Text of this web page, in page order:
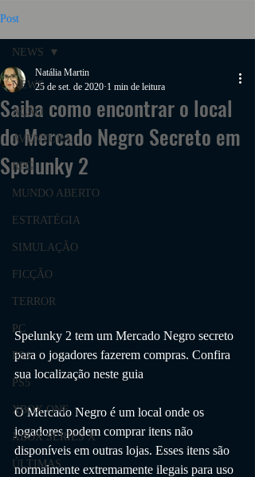
Post
NEWS
AÇÃO
AVENTURA
RPG
MUNDO ABERTO
ESTRATÉGIA
SIMULAÇÃO
FICÇÃO
TERROR
PC
PS4
PS5
XBOX ONE
XBOX SERIES X
ÚLTIMAS
NEWS
Saiba como encontrar o local
do Mercado Negro Secreto em
Spelunky 2
Natália Martin
25 de set. de 2020 1 min de leitura
Spelunky 2 tem um Mercado Negro secreto
para o jogadores fazerem compras. Confira
sua localização neste guia
O Mercado Negro é um local onde os
jogadores podem comprar itens não
disponíveis em outras lojas. Esses itens são
normalmente extremamente ilegais para uso